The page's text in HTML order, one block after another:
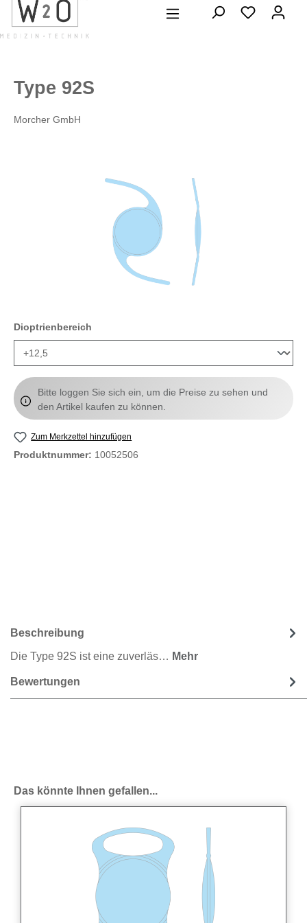
springen
Type 92S
Morcher GmbH
Dioptrienbereich
Bitte loggen Sie sich ein, um die Preise zu sehen und
den Artikel kaufen zu können.
Zum Merkzettel hinzufügen
Produktnummer: 10052506
Beschreibung
Die Type 92S ist eine zuverläs… Mehr
Bewertungen
Produktgalerie überspringen
Das könnte Ihnen gefallen...